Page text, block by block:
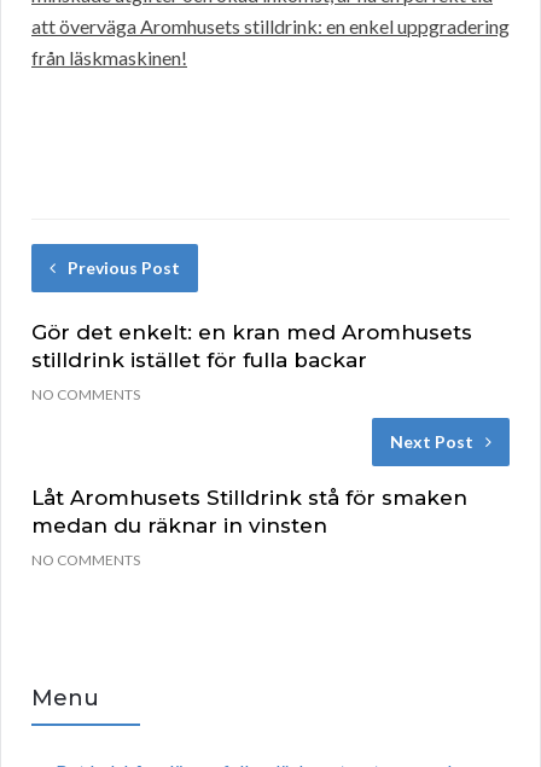
att överväga Aromhusets stilldrink: en enkel uppgradering
från läskmaskinen!
Previous Post
Gör det enkelt: en kran med Aromhusets
stilldrink istället för fulla backar
NO COMMENTS
Next Post
Låt Aromhusets Stilldrink stå för smaken
medan du räknar in vinsten
NO COMMENTS
Menu